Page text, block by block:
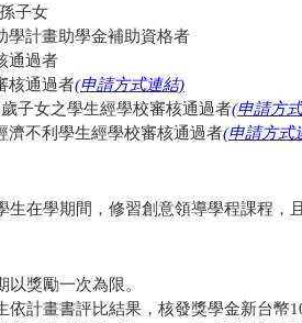
子女
學計畫助學金補助資格者
通過者
核通過者(申請方式連結)
子女之學生經學校審核通過者(申請方
濟不利學生經學校審核通過者(申請方式
生在學期間，修習創意領導學程課程，
獎勵一次為限。
計畫書評比結果，核發獎學金新台幣